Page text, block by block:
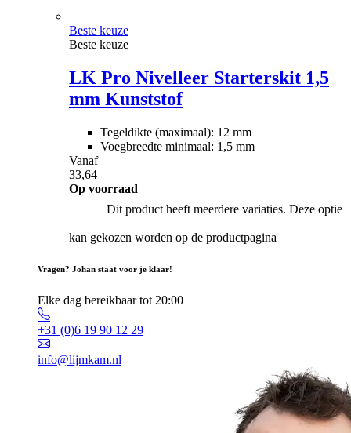
Beste keuze
Beste keuze
LK Pro Nivelleer Starterskit 1,5
mm Kunststof
Tegeldikte (maximaal): 12 mm
Voegbreedte minimaal: 1,5 mm
Vanaf
33,64
Op voorraad
Dit product heeft meerdere variaties. Deze optie
kan gekozen worden op de productpagina
Vragen? Johan staat voor je klaar!
Elke dag bereikbaar tot 20:00
+31 (0)6 19 90 12 29
info@lijmkam.nl